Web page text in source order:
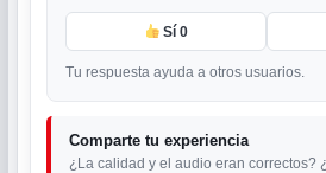
Sí0
Tu respuesta ayuda a otros usuarios.
Comparte tu experiencia
¿La calidad y el audio eran correctos?